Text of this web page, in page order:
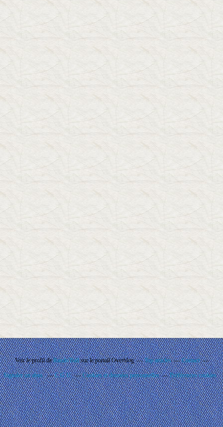
Voir le profil deRando'Ballsur le portail Overblog Top articles Contact
Signaler un abus C.G.U. Cookies et données personnelles Préférences cookies